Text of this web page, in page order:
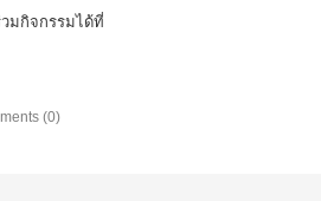
มกิจกรรมได้ที่
(0)